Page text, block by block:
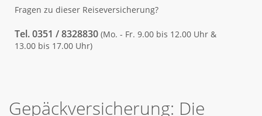
Fragen zu dieser Reiseversicherung?
Tel. 0351 / 8328830 (Mo. - Fr. 9.00 bis 12.00 Uhr &
13.00 bis 17.00 Uhr)
Gepäckversicherung: Die